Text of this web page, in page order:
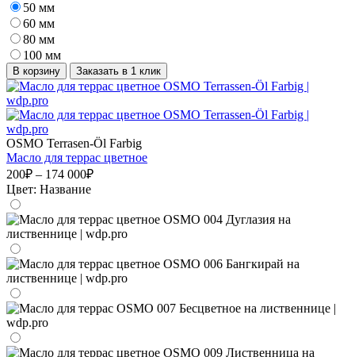
50 мм
60 мм
80 мм
100 мм
В корзину Заказать в 1 клик
OSMO Terrasen-Öl Farbig
Масло для террас цветное
200₽ – 174 000₽
Цвет: Название